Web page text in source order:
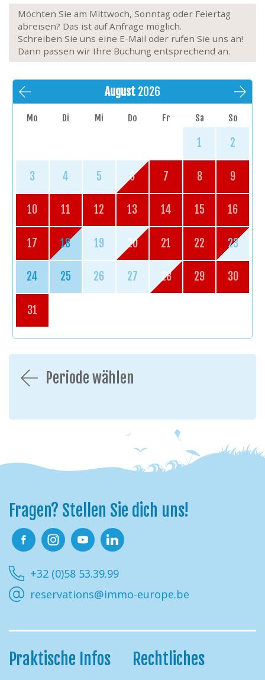
Möchten Sie am Mittwoch, Sonntag oder Feiertag
abreisen? Das ist auf Anfrage möglich.
Schreiben Sie uns eine E-Mail oder rufen Sie uns an!
Dann passen wir Ihre Buchung entsprechend an.
August 2026
Mo Di Mi Do Fr Sa So
1 2
3 4 5 6 7 8 9
10 11 12 13 14 15 16
17 18 19 20 21 22 23
24 25 26 27 28 29 30
31
Periode wählen
Fragen? Stellen Sie dich uns!
+32 (0)58 53.39.99
reservations@immo-europe.be
Praktische Infos Rechtliches